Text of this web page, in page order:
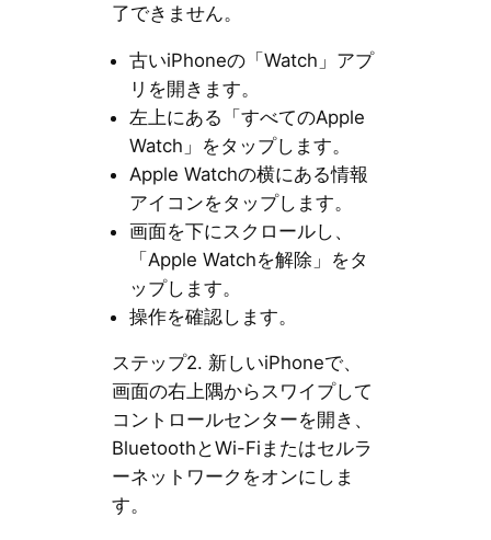
了できません。
古いiPhoneの「Watch」アプ
リを開きます。
左上にある「すべてのApple
Watch」をタップします。
Apple Watchの横にある情報
アイコンをタップします。
画面を下にスクロールし、
「Apple Watchを解除」をタ
ップします。
操作を確認します。
ステップ2. 新しいiPhoneで、
画面の右上隅からスワイプして
コントロールセンターを開き、
BluetoothとWi-Fiまたはセルラ
ーネットワークをオンにしま
す。